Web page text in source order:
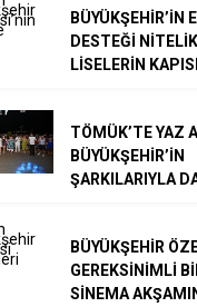
BÜYÜKŞEHİR’İN
DESTEĞİ
LİSELERİN
TÖMÜK’TE YAZ
BÜYÜKŞEHİR’İN
ŞARKILARIYLA
BÜYÜKŞEHİR
GEREKSİNİMLİ
SİNEMA